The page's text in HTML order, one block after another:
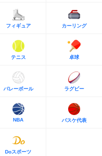
フィギュア カーリング
テニス 卓球
バレーボール ラグビー
NBA バスケ代表
Doスポーツ